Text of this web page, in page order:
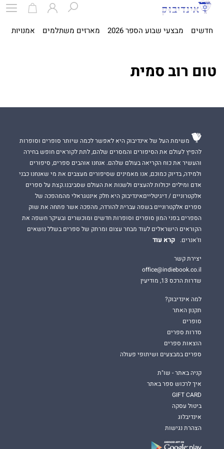
חדשים מבצעי שבוע הספר 2026 מארזים משתלמים אמנויות
טום רוב סמית
משימת העל של אינדיבוק היא לאפשר לכמה שיותר סופרים וסופרות
להפיץ לעולם את הסיפורים והמסרים שלהם, לתת לקוראים חופש בחירה
והעשיר את כוח הקריאה בעולם שלהם. אנחנו אוהבים ספרים, סיפורים
ולמידה, בדיוק כמוכם, אנו מאמינים שסיפורים מעצבים את מי שאנחנו כבני
אדם ומילים יכולות להעצים ולשנות את העולם שסביבנו.קצת על ספרים
אלקטרוניים / דיגיטלייםאינדיבוק היא חלק אינטגראלי מהמהפכה של
ספרים אלקטרוניים בשפה עברית להורדה, מהפכה אשר פתחה את שוק
הספרים בפני המון סופרים וסופרות חדשים ומוכשרים ובעיקר חשפה את
הקוראים הישראלים לעוד מבחר עצום ומרתק של ספרים בשלל נושאים
וז'אנרים.
קרא עוד
יצירת קשר
office@indiebook.co.il
שדרות הרכס 13, מודיעין
למה אינדיבוק?
תקנון האתר
סופרים
סדרות ספרים
הוצאות ספרים
ספרים במבצעים ושיתופי פעולה
קניה באתר - שו"ת
איך לרכוש ספר באתר
GIFT CARD
ביטול עסקה
אינדיבלוג
הצהרת נגישות